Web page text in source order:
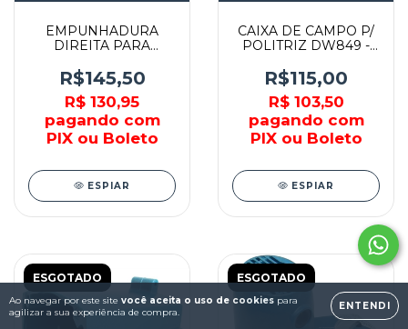
Ao navegar por este site você aceita o uso de cookies para
agilizar a sua experiência de compra.
ENTENDI
EMPUNHADURA
DIREITA PARA
N167282 - DEWALT
R$145,50
R$ 130,95
pagando com
PIX ou Boleto
ESPIAR
CAIXA DE CAMPO P/
POLITRIZ DW849 -
R$115,00
R$ 103,50
pagando com
PIX ou Boleto
ESPIAR
ESGOTADO ESGOTADO